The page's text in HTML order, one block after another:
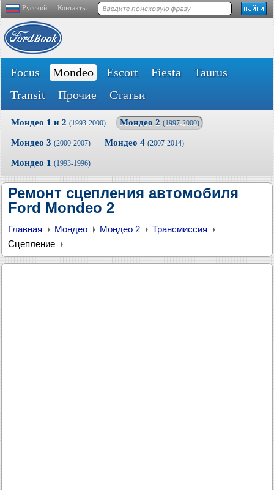
Русский Контакты
Focus Mondeo Escort Fiesta
Taurus
Transit
Прочие Статьи
Мондео 1 и 2 (1993-2000) Мондео 2 (1997-2000)
Мондео 3 (2000-2007) Мондео 4 (2007-2014)
Мондео 1 (1993-1996)
Ремонт сцепления автомобиля
Ford Mondeo 2
Главная Мондео Мондео 2
Трансмиссия
Сцепление